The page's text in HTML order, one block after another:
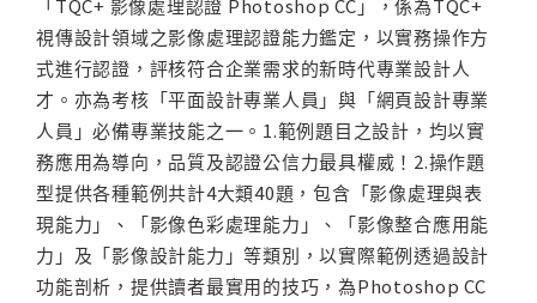
「TQC+ 影像處理認證 Photoshop CC」，係為TQC+
視傳設計領域之影像處理認證能力鑑定，以實務操作方
式進行認證，評核符合企業需求的新時代專業設計人
才。亦為考核「平面設計專業人員」與「網頁設計專業
人員」必備專業技能之一。1.範例題目之設計，均以實
務應用為導向，品質及認證公信力最具權威！2.操作題
型提供各種範例共計4大類40題，包含「影像處理與表
現能力」、「影像色彩處理能力」、「影像整合應用能
力」及「影像設計能力」等類別，以實際範例透過設計
功能剖析，提供讀者最實用的技巧，為Photoshop CC